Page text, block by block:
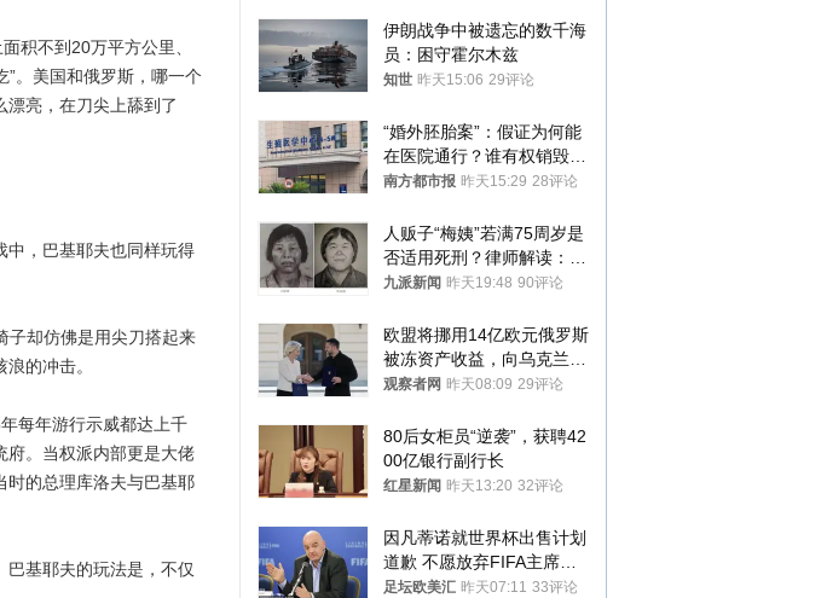
积不到20万平方公里、
”。美国和俄罗斯，哪一个
亮，在刀尖上舔到了
，巴基耶夫也同样玩得
却仿佛是用尖刀搭起来
的冲击。
每年游行示威都达上千
府。当权派内部更是大佬
时的总理库洛夫与巴基耶
基耶夫的玩法是，不仅
伊朗战争中被遗忘的数千海
员：困守霍尔木兹
知世 昨天15:06 29评论
“婚外胚胎案”：假证为何能
在医院通行？谁有权销毁胚
胎？
南方都市报 昨天15:29 28评论
人贩子“梅姨”若满75周岁是
否适用死刑？律师解读：很
大概率不会被判处死刑
九派新闻 昨天19:48 90评论
欧盟将挪用14亿欧元俄罗斯
被冻资产收益，向乌克兰提
供援助
观察者网 昨天08:09 29评论
80后女柜员“逆袭”，获聘42
00亿银行副行长
红星新闻 昨天13:20 32评论
因凡蒂诺就世界杯出售计划
道歉 不愿放弃FIFA主席职
位
足坛欧美汇 昨天07:11 33评论